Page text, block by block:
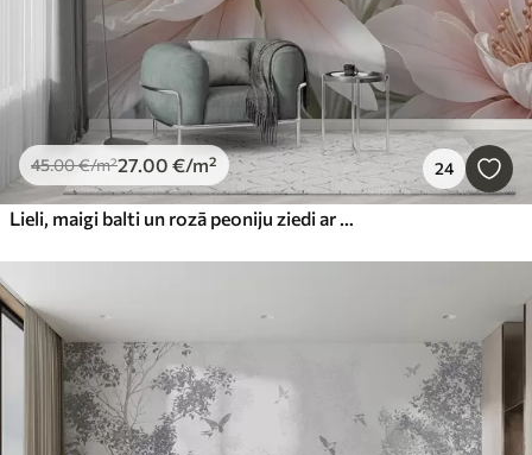
45.00€/m²27.00 €/m² 24
Lieli, maigi balti un rozā peoniju ziedi ar mīkstiem, pūkainiem ziedlapiņām uz neskaidra pelēka fona